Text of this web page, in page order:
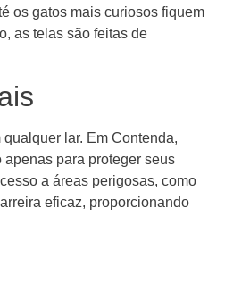
os gatos mais curiosos fiquem
as telas são feitas de
lar. Em Contenda,
para proteger seus
a áreas perigosas, como
eficaz, proporcionando